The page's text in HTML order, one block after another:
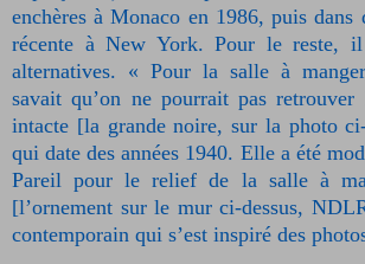
enchères à Monaco en 1986, puis dans
récente à New York. Pour le reste,
alternatives. « Pour la salle à
savait qu’on ne pourrait pas
intacte [la grande noire, sur la photo
qui date des années 1940. Elle a été
Pareil pour le relief de la salle à
[l’ornement sur le mur ci-dessus,
contemporain qui s’est inspiré des